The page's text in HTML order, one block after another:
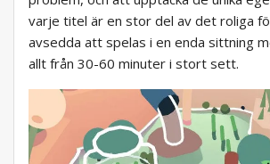
varje titel är en stor del av det roliga
avsedda att spelas i en enda sittning
allt från 30-60 minuter i stort sett.